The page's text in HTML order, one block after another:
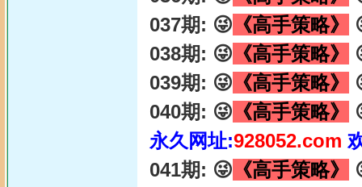
037期: 😜 《高手策略》
038期: 😜 《高手策略》
039期: 😜 《高手策略》
040期: 😜 《高手策略》
永久网址:928052.com
041期: 😜 《高手策略》